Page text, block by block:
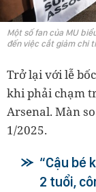
Một số fan của MU
đến việc cắt giảm chi
Trở lại với lễ
khi phải chạm
Arsenal. Màn
1/2025.
“Cậu bé
2 tuổi,